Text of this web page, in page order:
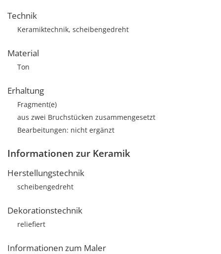
Technik
Keramiktechnik, scheibengedreht
Material
Ton
Erhaltung
Fragment(e)
aus zwei Bruchstücken zusammengesetzt
Bearbeitungen: nicht ergänzt
Informationen zur Keramik
Herstellungstechnik
scheibengedreht
Dekorationstechnik
reliefiert
Informationen zum Maler